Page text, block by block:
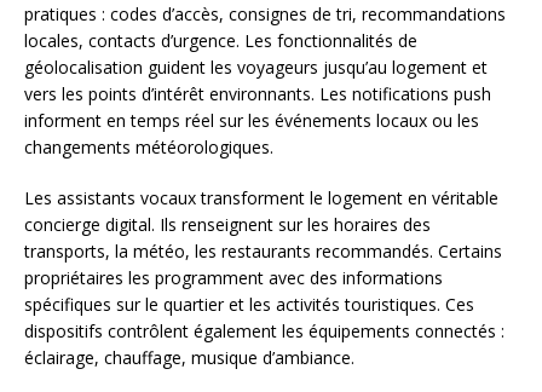
pratiques : codes d’accès, consignes de tri, recommandations
locales, contacts d’urgence. Les fonctionnalités de
géolocalisation guident les voyageurs jusqu’au logement et
vers les points d’intérêt environnants. Les notifications push
informent en temps réel sur les événements locaux ou les
changements météorologiques.
Les assistants vocaux transforment le logement en véritable
concierge digital. Ils renseignent sur les horaires des
transports, la météo, les restaurants recommandés. Certains
propriétaires les programment avec des informations
spécifiques sur le quartier et les activités touristiques. Ces
dispositifs contrôlent également les équipements connectés :
éclairage, chauffage, musique d’ambiance.